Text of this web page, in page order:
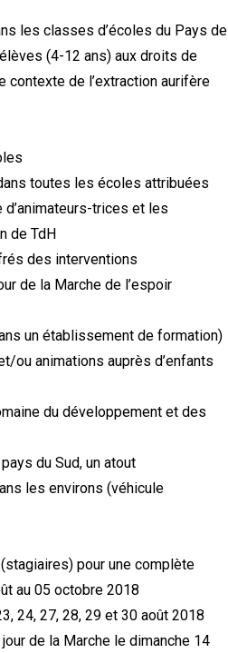
les classes d’écoles du Pays de
(4-12 ans) aux droits de
contexte de l’extraction aurifère
toutes les écoles attribuées
d’animateurs-trices et les
de TdH
des interventions
de la Marche de l’espoir
un établissement de formation)
ou animations auprès d’enfants
du développement et des
du Sud, un atout
les environs (véhicule
pour une complète
au 05 octobre 2018
24, 27, 28, 29 et 30 août 2018
de la Marche le dimanche 14